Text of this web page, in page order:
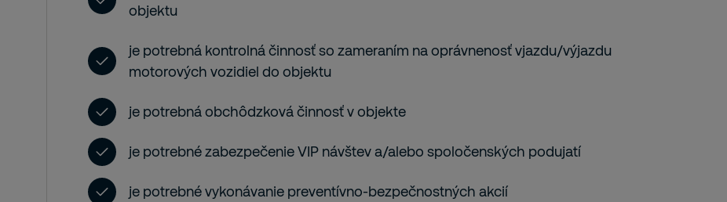
objektu
je potrebná kontrolná činnosť so zameraním na oprávnenosť vjazdu/výjazdu
motorových vozidiel do objektu
je potrebná obchôdzková činnosť v objekte
je potrebné zabezpečenie VIP návštev a/alebo spoločenských podujatí
je potrebné vykonávanie preventívno-bezpečnostných akcií